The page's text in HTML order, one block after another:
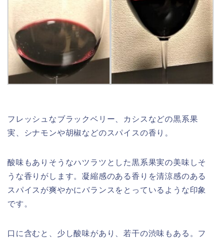
フレッシュなブラックベリー、カシスなどの黒系果
実、シナモンや胡椒などのスパイスの香り。
酸味もありそうなハツラツとした黒系果実の美味しそ
うな香りがします。凝縮感のある香りを清涼感のある
スパイスが爽やかにバランスをとっているような印象
です。
口に含むと、少し酸味があり、若干の渋味もある。フ